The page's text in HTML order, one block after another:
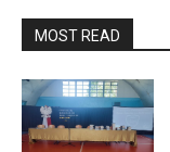
MOST READ